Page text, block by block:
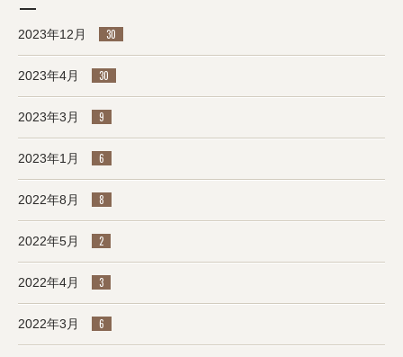
2023年12月 30
2023年4月 30
2023年3月 9
2023年1月 6
2022年8月 8
2022年5月 2
2022年4月 3
2022年3月 6